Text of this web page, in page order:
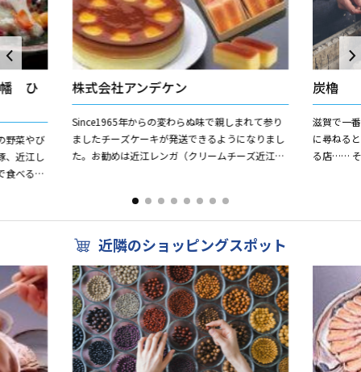
幡 ひ
野菜やび
、近江し
食べるこ
株式会社アンデケン
Since1965年からの変わらぬ味で親しまれて参り
ましたチーズケーキが発送できるようになりまし
た。お勧めは近江レンガ（クリームチーズ近江の
炭櫓
滋賀で一
に尋ねる
る店…… そ
近隣のショッピングスポット